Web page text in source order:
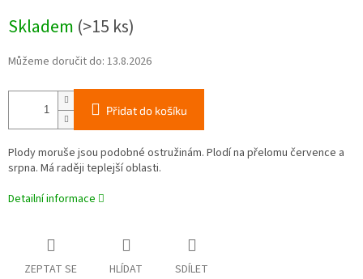
cena:
Skladem (>15 ks)
Můžeme doručit do: 13.8.2026
Přidat do košíku
Plody moruše jsou podobné ostružinám. Plodí na přelomu července a
srpna. Má raději teplejší oblasti.
Detailní informace
ZEPTAT SE HLÍDAT SDÍLET